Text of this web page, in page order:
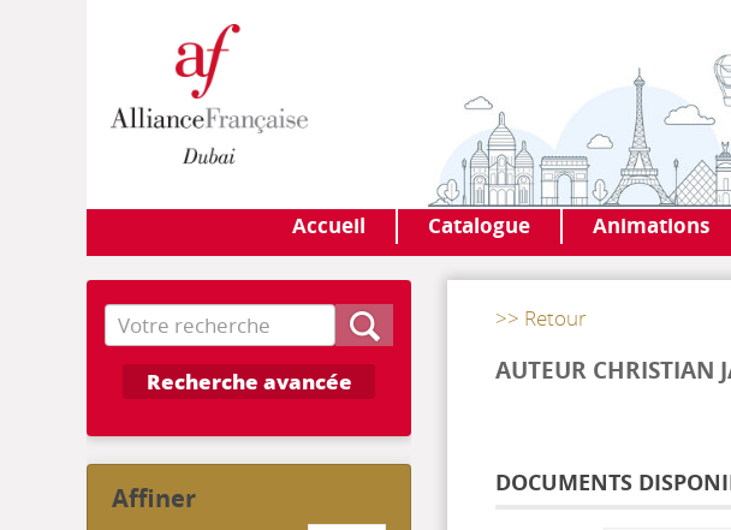
Accueil Catalogue Animations
>> Retour
AUTEUR CHRISTIAN
DOCUMENTS
Recherche
Recherche avancée
affiner